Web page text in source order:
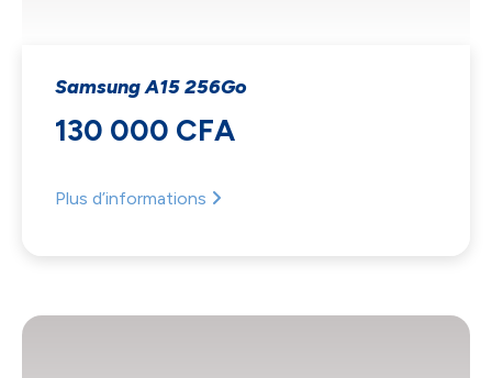
Samsung A15 256Go
130 000 CFA
Plus d’informations